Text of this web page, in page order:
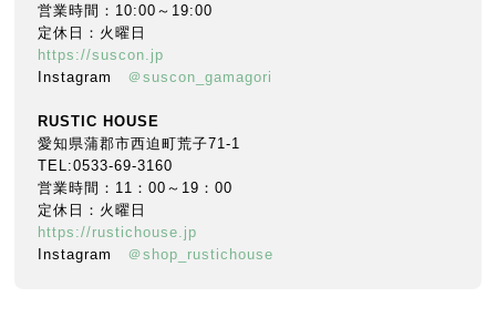
営業時間：10:00～19:00
定休日：火曜日
https://suscon.jp
Instagram ＠suscon_gamagori
RUSTIC HOUSE
愛知県蒲郡市西迫町荒子71-1
TEL:0533-69-3160
営業時間：11：00～19：00
定休日：火曜日
https://rustichouse.jp
Instagram ＠shop_rustichouse